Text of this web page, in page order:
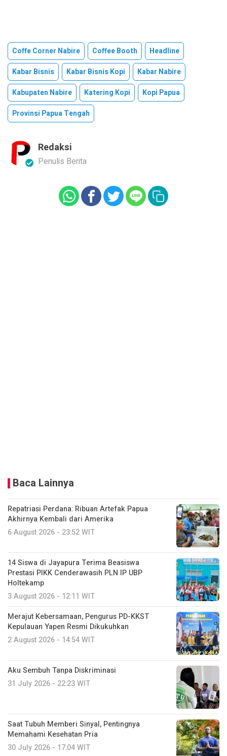
Coffe Corner Nabire Coffee Booth
Headline
Kabar Bisnis
Kabar Bisnis Kopi
Kabar Nabire
Kabupaten Nabire
Katering Kopi
Kopi Papua
Provinsi Papua Tengah
Redaksi
Penulis Berita
Baca Lainnya
Repatriasi Perdana: Ribuan Artefak Papua
Akhirnya Kembali dari Amerika
6 August 2026 - 23:52 WIT
14 Siswa di Jayapura Terima Beasiswa
Prestasi PIKK Cenderawasih PLN IP UBP
Holtekamp
3 August 2026 - 12:11 WIT
Merajut Kebersamaan, Pengurus PD-KKST
Kepulauan Yapen Resmi Dikukuhkan
2 August 2026 - 14:54 WIT
Aku Sembuh Tanpa Diskriminasi
31 July 2026 - 22:23 WIT
Saat Tubuh Memberi Sinyal, Pentingnya
Memahami Kesehatan Pria
30 July 2026 - 17:04 WIT